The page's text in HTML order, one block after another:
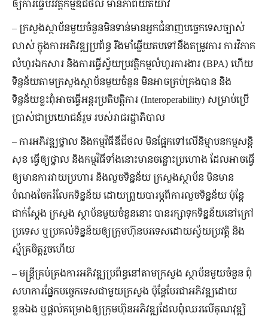
ឲ្យ​ការ​ធ្វើ​បរិវត្ត​កម្ម​ឌីជីថល មាន​ភាព​យឺតយ៉ាវ
– ក្រសួង​ស្ថាប័ន​មួយ​ចំនួន​មិនទាន់​មាន​អ្នក​ជំនាញ​បច្ចេកទេស​ច្បាស់
លាស់ ក្នុង​ការ​អភិវឌ្ឍ​ប្រព័ន្ធ រឹងមាំ​ឆ្លើយ​តប​ទៅ​នឹង​តម្រូវការ ការ​វិភាគ​
លំហូរ​ឯកសារ និង​ការ​ធ្វើ​ស្វ័យ​ប្រវត្តិ​កម្ម​លំហូរ​ការងារ (BPA) ហើយ​
ទិន្នន័យ​តាម​ក្រសួង​ស្ថាប័ន​មួយ​ចំនួន មិន​អាច​គ្រប់គ្រង​បាន និង​
ទិន្នន័យ​ខ្លះ​ពុំ​អាច​ធ្វើ​អន្តរ​ប្រតិបត្តិ​ការ (Interoperability) សម្រាប់​ប្រើ
ប្រាស់​ជា​​ប្រយោជន៍​រួម របស់​រាជរដ្ឋាភិបាល​
– ការ​អភិវឌ្ឍ​ថ្នាល និង​កម្មវិធី​ឌីជីថល មិន​ផ្អែក​ទៅ​លើ​និម្មាបនកម្ម​សន្តិ
សុខ ធ្វើឲ្យ​ថ្នាល និង​កម្មវិធី​ទាំងនោះ​មាន​ចន្លោះ​ប្រហោង ដែល​អាច​ធ្វើ​
ឲ្យ​មាន​ការ​វាយ​ប្រហារ និង​លួច​ទិន្នន័យ ក្រសួង​ស្ថាប័ន មិន​មាន​
បំណង​ចែករំលែក​ទិន្នន័យ ដោយ​ព្រួយបារម្ភ​ពី​ការ​លួច​ទិន្នន័យ ប៉ុន្តែ​
ជាក់ស្ដែង ក្រសួង ស្ថាប័ន​មួយ​ចំនួន​នោះ បាន​រក្សា​ទុក​ទិន្នន័យ​នៅ​ក្រៅ​
ប្រទេស ឬ​ប្រគល់​ទិន្នន័យ​ឲ្យ​ក្រុមហ៊ុន​បរទេស​ដោយ​ស្វ័យប្រវត្តិ និង​
ស្ម័គ្រចិត្ត​រួច​ហើយ
– មន្ត្រី​គ្រប់គ្រង​ការ​អភិវឌ្ឍ​ប្រព័ន្ធ​នៅ​តាម​ក្រសួង ស្ថាប័ន​មួយ​ចំនួន ពុំ​
សហការ​ផ្នែក​បច្ចេកទេស​ជាមួយ​ក្រសួង ប៉ុន្តែ​បែរ​ជា​អភិវឌ្ឍ​ដោយ​
ខ្លួនឯង ឬ​ផ្ដល់​គម្រោង​ឲ្យ​ក្រុមហ៊ុន​អភិវឌ្ឍ​ដែល​ពុំ​ឈរ​លើ​គុណវុឌ្ឍិ